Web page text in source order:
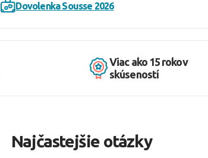
Dovolenka Sousse 2026
Viac ako 15 rokov
skúseností
Najčastejšie otázky